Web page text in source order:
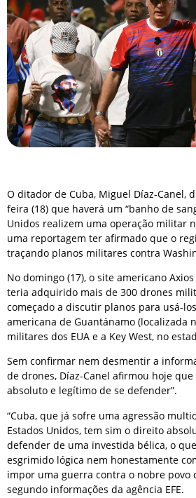
O ditador de Cuba, Miguel Díaz-Canel,
feira (18) que haverá um “banho de
Unidos realizem uma operação militar
uma reportagem ter afirmado que o
traçando planos militares contra
No domingo (17), o site americano
teria adquirido mais de 300 drones
começado a discutir planos para usá-
americana de Guantánamo (localizada
militares dos EUA e a Key West, no
Sem confirmar nem desmentir a
de drones, Díaz-Canel afirmou hoje
absoluto e legítimo de se defender”.
“Cuba, que já sofre uma agressão
Estados Unidos, tem sim o direito
defender de uma investida bélica, o
esgrimido lógica nem honestamente
impor uma guerra contra o nobre povo
segundo informações da agência EFE.